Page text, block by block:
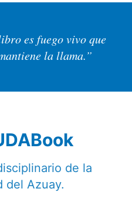
es fuego vivo que
la llama.”
de la
del Azuay.